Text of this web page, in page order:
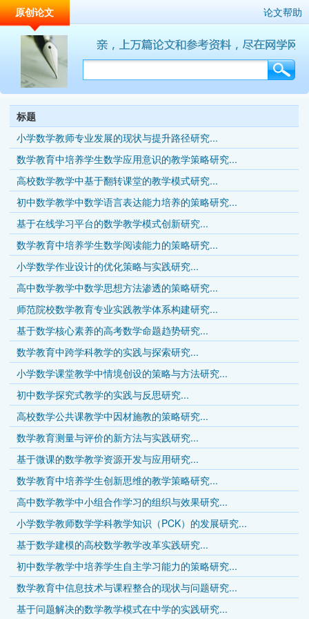
原创论文 论文帮助
标题
小学数学教师专业发展的现状与提升路径研究...
数学教育中培养学生数学应用意识的教学策略研究...
高校数学教学中基于翻转课堂的教学模式研究...
初中数学教学中数学语言表达能力培养的策略研究...
基于在线学习平台的数学教学模式创新研究...
数学教育中培养学生数学阅读能力的策略研究...
小学数学作业设计的优化策略与实践研究...
高中数学教学中数学思想方法渗透的策略研究...
师范院校数学教育专业实践教学体系构建研究...
基于数学核心素养的高考数学命题趋势研究...
数学教育中跨学科教学的实践与探索研究...
小学数学课堂教学中情境创设的策略与方法研究...
初中数学探究式教学的实践与反思研究...
高校数学公共课教学中因材施教的策略研究...
数学教育测量与评价的新方法与实践研究...
基于微课的数学教学资源开发与应用研究...
数学教育中培养学生创新思维的教学策略研究...
高中数学教学中小组合作学习的组织与效果研究...
小学数学教师数学学科教学知识（PCK）的发展研究...
基于数学建模的高校数学教学改革实践研究...
初中数学教学中培养学生自主学习能力的策略研究...
数学教育中信息技术与课程整合的现状与问题研究...
基于问题解决的数学教学模式在中学的实践研究...